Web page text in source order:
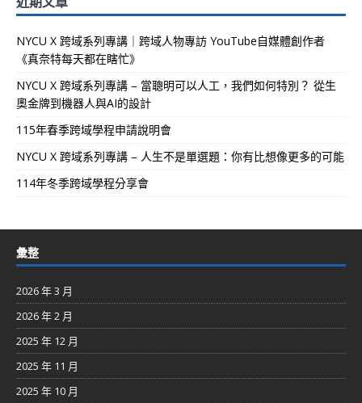
NYCU X 跨域系列專講｜跨域人物專訪 YouTube自媒體創作者
《真奈特每天都在瞎忙》
NYCU X 跨域系列專講 – 當聰明可以人工，我們如何特別？ 從生
奧金牌到機器人與AI的設計
115年春季跨域學程申請說明會
NYCU X 跨域系列專講 – 人生不是單選題：你有比想像更多的可能
114年冬季跨域學程分享會
彙整
2026 年 3 月
2026 年 2 月
2025 年 12 月
2025 年 11 月
2025 年 10 月